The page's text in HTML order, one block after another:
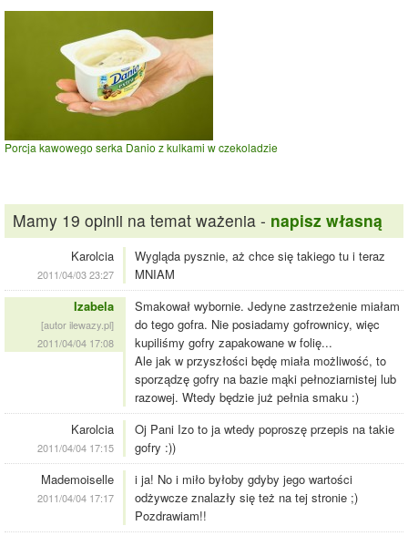
Porcja kawowego serka Danio z kulkami w czekoladzie
Mamy 19 opinii na temat ważenia - napisz własną
Karolcia
2011/04/03 23:27
Wygląda pysznie, aż chce się takiego tu i teraz
MNIAM
Izabela
[autor ilewazy.pl]
2011/04/04 17:08
Smakował wybornie. Jedyne zastrzeżenie miałam
do tego gofra. Nie posiadamy gofrownicy, więc
kupiliśmy gofry zapakowane w folię...
Ale jak w przyszłości będę miała możliwość, to
sporządzę gofry na bazie mąki pełnoziarnistej lub
razowej. Wtedy będzie już pełnia smaku :)
Karolcia
2011/04/04 17:15
Oj Pani Izo to ja wtedy poproszę przepis na takie
gofry :))
Mademoiselle
2011/04/04 17:17
i ja! No i miło byłoby gdyby jego wartości
odżywcze znalazły się też na tej stronie ;)
Pozdrawiam!!